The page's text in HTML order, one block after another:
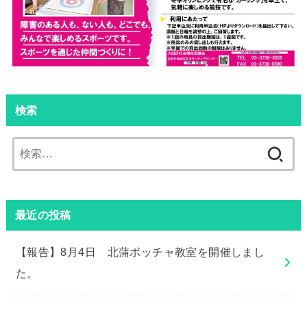
検索
索:
最近の投稿
【報告】8月4日 北蒲ボッチャ教室を開催しまし
た。